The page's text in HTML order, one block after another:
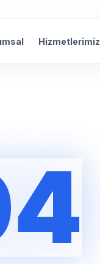
Hizmetlerimiz